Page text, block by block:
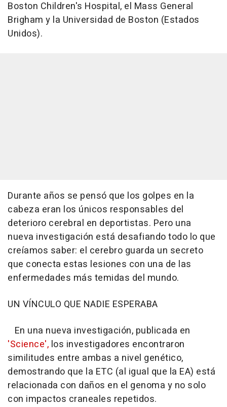
Boston Children's Hospital, el Mass General
Brigham y la Universidad de Boston (Estados
Unidos).
Durante años se pensó que los golpes en la
cabeza eran los únicos responsables del
deterioro cerebral en deportistas. Pero una
nueva investigación está desafiando todo lo que
creíamos saber: el cerebro guarda un secreto
que conecta estas lesiones con una de las
enfermedades más temidas del mundo.
UN VÍNCULO QUE NADIE ESPERABA
En una nueva investigación, publicada en
'Science', los investigadores encontraron
similitudes entre ambas a nivel genético,
demostrando que la ETC (al igual que la EA) está
relacionada con daños en el genoma y no solo
con impactos craneales repetidos.